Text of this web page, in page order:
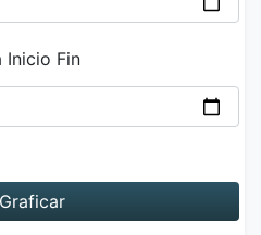
Inicio Fin
Graficar